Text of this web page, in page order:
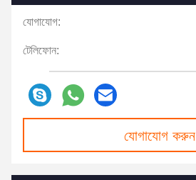
যোগাযোগ:
টেলিফোন:
যোগাযোগ করুন